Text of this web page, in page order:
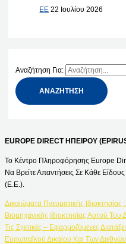
ΕΕ 22 Ιουλίου 2026
Αναζήτηση Για:
EUROPE DIRECT ΗΠΕΙΡΟΥ
Το Κέντρο Πληροφόρησης Europe
Να Βρείτε Απαντήσεις Σε Κάθε
(Ε.Ε.).
Δικαιώματα Πνευματικής
Βιομηχανικής Ιδιοκτησίας Αυτού
Τις Σχετικές – Εφαρμοζόμενες
Ευρωπαϊκού Δικαίου Και Των